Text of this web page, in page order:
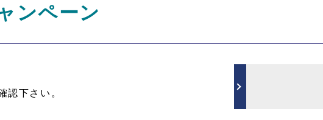
ンペーン
認下さい。